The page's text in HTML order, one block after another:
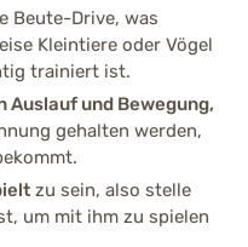
Aufrechte
feines kurzes
Beute-Drive, was
Kleintiere oder Vögel
trainiert ist.
Auslauf und Bewegung,
gehalten werden,
zu sein, also stelle
um mit ihm zu spielen